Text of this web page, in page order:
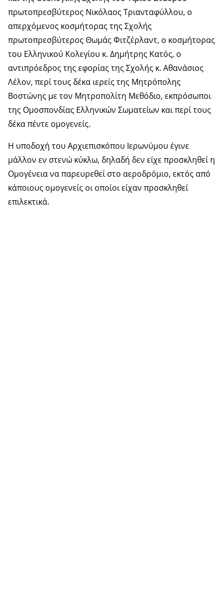
πρωτοπρεσβύτερος Νικόλαος Τριανταφύλλου, ο
απερχόμενος κοσμήτορας της Σχολής
πρωτοπρεσβύτερος Θωμάς Φιτζέρλαντ, ο κοσμήτορας
του Ελληνικού Κολεγίου κ. Δημήτρης Κατός, ο
αντιπρόεδρος της εφορίας της Σχολής κ. Αθανάσιος
Λέλον, περί τους δέκα ιερείς της Μητρόπολης
Βοστώνης με τον Μητροπολίτη Μεθόδιο, εκπρόσωποι
της Ομοσπονδίας Ελληνικών Σωματείων και περί τους
δέκα πέντε ομογενείς.
Η υποδοχή του Αρχιεπισκόπου Ιερωνύμου έγινε
μάλλον εν στενώ κύκλω, δηλαδή δεν είχε προσκληθεί η
Ομογένεια να παρευρεθεί στο αεροδρόμιο, εκτός από
κάποιους ομογενείς οι οποίοι είχαν προσκληθεί
επιλεκτικά.